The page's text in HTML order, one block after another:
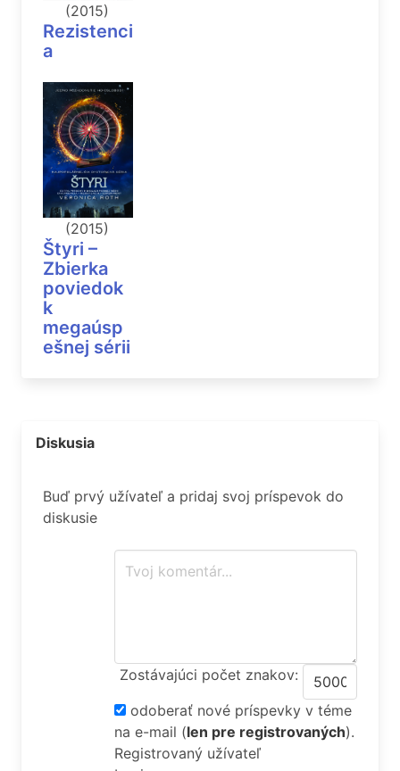
(2015)
Rezistenci
a
(2015)
Štyri –
Zbierka
poviedok
k
megaúsp
ešnej sérii
Diskusia
Buď prvý užívateľ a pridaj svoj príspevok do
diskusie
Zostávajúci počet znakov:
odoberať nové príspevky v téme
na e-mail (len pre registrovaných).
Registrovaný užívateľ